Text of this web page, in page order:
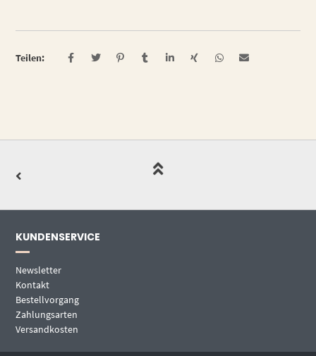
Teilen:
KUNDENSERVICE
Newsletter
Kontakt
Bestellvorgang
Zahlungsarten
Versandkosten